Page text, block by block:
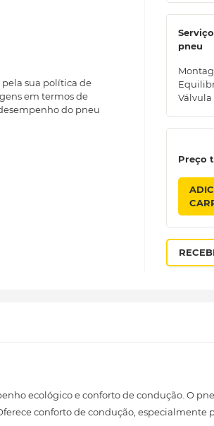
sua política de
em termos de
do pneu
pneu
Válvula
Preço
ecológico e conforto de condução. O
conforto de condução,